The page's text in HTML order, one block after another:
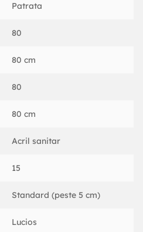
Patrata
80
80 cm
80
80 cm
Acril sanitar
15
Standard (peste 5 cm)
Lucios